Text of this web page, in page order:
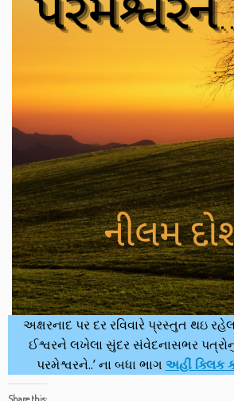
અક્ષરનાદ પર દર રવિવારે પ્રસ્તુત થઇ
ઈશ્વરને લખેલા સુંદર સંવેદનાસભર
પરમેશ્વરને..’ ના બધા ભાગ અહીં ક્લિક